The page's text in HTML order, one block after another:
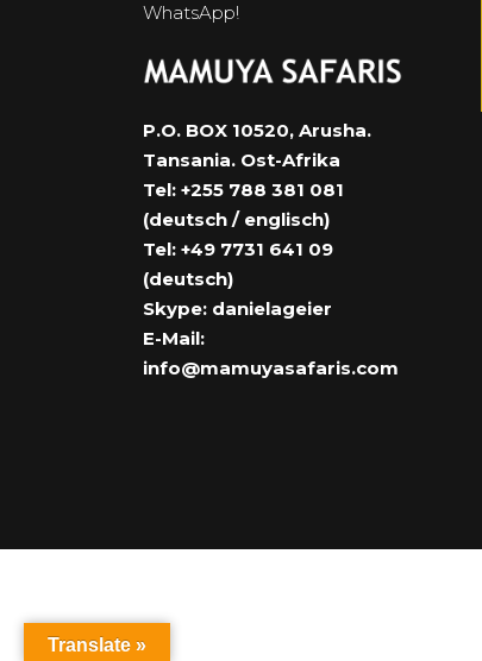
WhatsApp!
P.O. BOX 10520, Arusha.
Tansania. Ost-Afrika
Tel: +255 788 381 081
(deutsch / englisch)
Tel: +49 7731 641 09
(deutsch)
Skype: danielageier
E-Mail:
info@mamuyasafaris.com
Translate »